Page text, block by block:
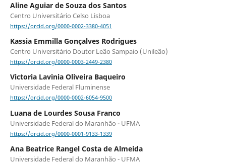
Aline Aguiar de Souza dos Santos
Centro Universitário Celso Lisboa
https://orcid.org/0000-0002-3380-4051
Kassia Emmilla Gonçalves Rodrigues
Centro Universitário Doutor Leão Sampaio (Unileão)
https://orcid.org/0000-0003-2449-2380
Victoria Lavinia Oliveira Baqueiro
Universidade Federal Fluminense
https://orcid.org/0000-0002-6054-9500
Luana de Lourdes Sousa Franco
Universidade Federal do Maranhão - UFMA
https://orcid.org/0000-0001-9133-1339
Ana Beatrice Rangel Costa de Almeida
Universidade Federal do Maranhão - UFMA